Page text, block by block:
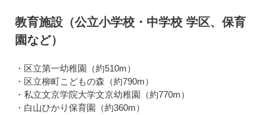
教育施設（公立小学校・中学校 学区、保育
園など）
・区立第一幼稚園（約510m）
・区立柳町こどもの森（約790m）
・私立文京学院大学文京幼稚園（約770m）
・白山ひかり保育園（約360m）